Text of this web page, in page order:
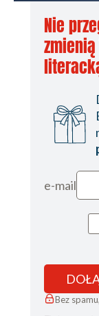
26
27
28
29
30
31
32
34
35
36
37
Nie
e-mail
Bez